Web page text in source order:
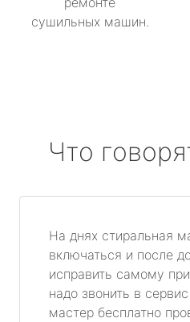
сушильных машин.
Что
На днях стиральная
включаться и после
исправить самому
надо звонить в
мастер бесплатно